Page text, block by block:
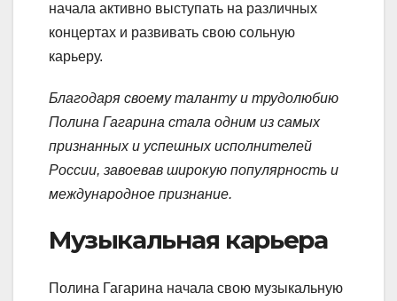
начала активно выступать на различных
концертах и развивать свою сольную
карьеру.
Благодаря своему таланту и трудолюбию
Полина Гагарина стала одним из самых
признанных и успешных исполнителей
России, завоевав широкую популярность и
международное признание.
Музыкальная карьера
Полина Гагарина начала свою музыкальную